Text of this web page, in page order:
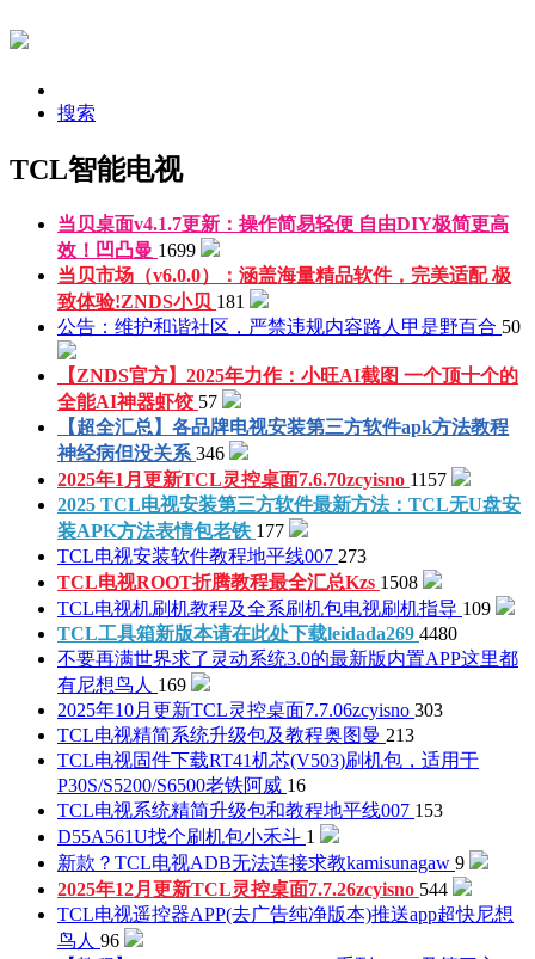
搜索
TCL智能电视
当贝桌面v4.1.7更新：操作简易轻便 自由DIY极简更高
效！ 凹凸曼 1699
当贝市场（v6.0.0）：涵盖海量精品软件，完美适配 极
致体验!ZNDS小贝 181
公告：维护和谐社区，严禁违规内容路人甲是野百合 50
【ZNDS官方】2025年力作：小旺AI截图 一个顶十个的
全能AI神器虾饺 57
【超全汇总】各品牌电视安装第三方软件apk方法教程
神经病但没关系 346
2025年1月更新TCL灵控桌面7.6.70zcyisno 1157
2025 TCL电视安装第三方软件最新方法：TCL无U盘安
装APK方法表情包老铁 177
TCL电视安装软件教程地平线007 273
TCL电视ROOT折腾教程最全汇总Kzs 1508
TCL电视机刷机教程及全系刷机包电视刷机指导 109
TCL工具箱新版本请在此处下载leidada269 4480
不要再满世界求了灵动系统3.0的最新版内置APP这里都
有尼想鸟人 169
2025年10月更新TCL灵控桌面7.7.06zcyisno 303
TCL电视精简系统升级包及教程奥图曼 213
TCL电视固件下载RT41机芯(V503)刷机包，适用于
P30S/S5200/S6500老铁阿威 16
TCL电视系统精简升级包和教程地平线007 153
D55A561U找个刷机包小禾斗 1
新款？TCL电视ADB无法连接求教kamisunagaw 9
2025年12月更新TCL灵控桌面7.7.26zcyisno 544
TCL电视遥控器APP(去广告纯净版本)推送app超快尼想
鸟人 96